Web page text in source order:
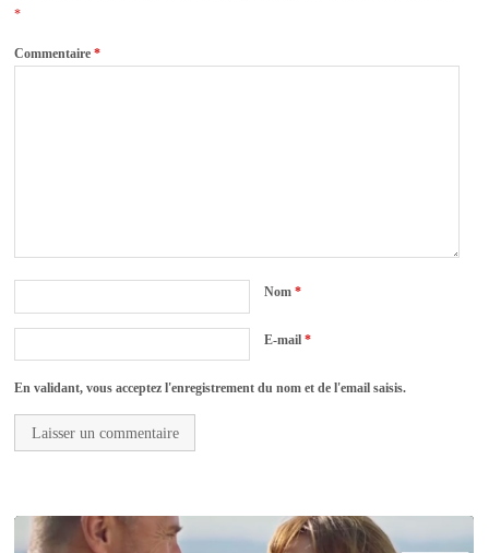
*
Commentaire*
Nom*
E-mail*
En validant, vous acceptez l'enregistrement du nom et de l'email saisis.